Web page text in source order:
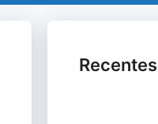
Recentes